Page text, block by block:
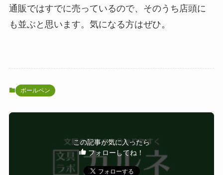
通販ではすでに売っているので、そのうち店頭に
も並ぶと思います。気になる方はぜひ。
ボールペン
この記事が気に入ったら
フォローしてね！